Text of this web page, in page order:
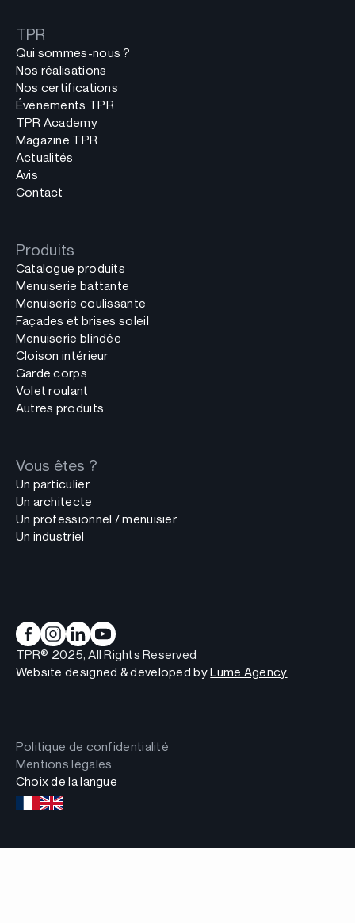
TPR
Qui sommes-nous ?
Nos réalisations
Nos certifications
Événements TPR
TPR Academy
Magazine TPR
Actualités
Avis
Contact
Produits
Catalogue produits
Menuiserie battante
Menuiserie coulissante
Façades et brises soleil
Menuiserie blindée
Cloison intérieur
Garde corps
Volet roulant
Autres produits
Vous êtes ?
Un particulier
Un architecte
Un professionnel / menuisier
Un industriel
TPR® 2025, All Rights Reserved
Website designed & developed byLume Agency
Politique de confidentialité
Mentions légales
Choix de la langue